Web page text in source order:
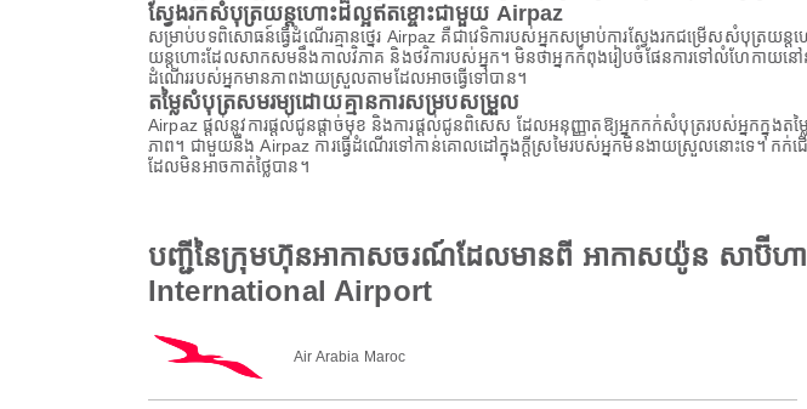
ស្វែងរកសំបុត្រយន្តហោះដ៏ល្អឥតខ្ចោះជាមួយ Airpaz
សម្រាប់បទពិសោធន៍ធ្វើដំណើរគ្មានថ្នេរ Airpaz គឺជាវេទិការបស់អ្នកសម្រាប់ការស្វែងរកជម្រើសសំ
យន្តហោះដែលសាកសមនឹងកាលវិភាគ និងថវិការបស់អ្នក។ មិនថាអ្នកកំពុងរៀបចំផែនការទៅលំហែកាយនៅន
ដំណើររបស់អ្នកមានភាពងាយស្រួលតាមដែលអាចធ្វើទៅបាន។
តម្លៃសំបុត្រសមរម្យដោយគ្មានការសម្របសម្រួល
Airpaz ផ្តល់នូវការផ្តល់ជូនផ្តាច់មុខ និងការផ្តល់ជូនពិសេស ដែលអនុញ្ញាតឱ្យអ្នកកក់សំបុត្ររបស់អ្នកក្នុ
ភាព។ ជាមួយនឹង Airpaz ការធ្វើដំណើរទៅកាន់គោលដៅក្នុងក្តីស្រមៃរបស់អ្នកមិនងាយស្រួលនោះទេ។
ដែលមិនអាចកាត់ថ្លៃបាន។
បញ្ជីនៃក្រុមហ៊ុនអាកាសចរណ៍ដែលមានពី អាកាសយ៉ូន សាប៊ីហ
International Airport
Air Arabia Maroc